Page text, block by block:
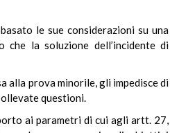
le sue considerazioni su una
la soluzione dell’incidente di
alla prova minorile, gli impedisce di
questioni.
ai parametri di cui agli artt. 27,